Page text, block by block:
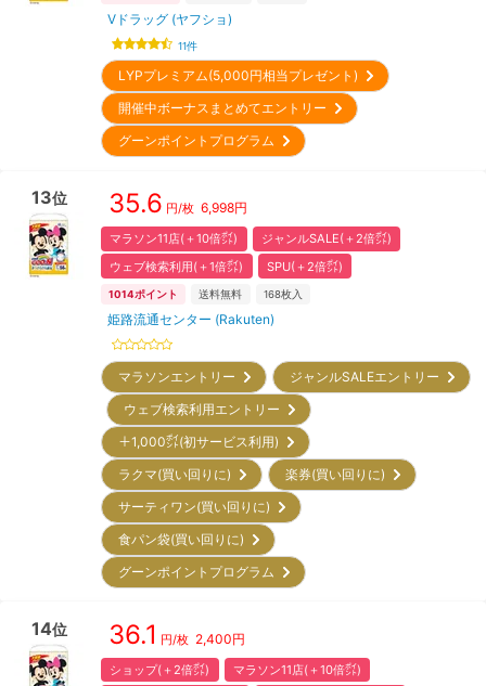
Vドラッグ (ヤフショ)
11件
LYPプレミアム(5,000円相当プレゼント)
開催中ボーナスまとめてエントリー
グーンポイントプログラム
13位 35.6 円/枚 6,998円
マラソン11店(＋10倍㌽)
ジャンルSALE(＋2倍㌽)
ウェブ検索利用(＋1倍㌽)
SPU(＋2倍㌽)
1014ポイント 送料無料 168枚入
姫路流通センター (Rakuten)
マラソンエントリー
ジャンルSALEエントリー
ウェブ検索利用エントリー
＋1,000㌽(初サービス利用)
ラクマ(買い回りに)
楽券(買い回りに)
サーティワン(買い回りに)
食パン袋(買い回りに)
グーンポイントプログラム
14位 36.1 円/枚 2,400円
ショップ(＋2倍㌽)
マラソン11店(＋10倍㌽)